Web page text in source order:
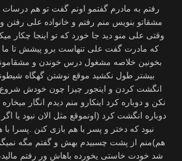
رفتم به مادرم گفتمو اونم گفت تو هم درسات
مشقاتو بنویس منم رفتم و خانواده علی
وقتی علی منو دید جا خورد که تو اینجا چکار
که مادرت گفت علی تنهاست برو پیشش تا ما
بخونین خلاصه مشغول درس خوندن و
بیشتر طول نکشید موقع نوشتن گهگاه
انگشت کردن و اینجور چیزا چون خودش
نکن و دوباره کرد اینکارو منم دیدم انگار
دوباره انگشت کرد (اونموقع مثل الان نبود یا
نبود که دختر و پسر با هم بازی کنن .پسرا با
هم)منم از پشت چسبیدم بهش و گفتم مگه نمیگم
شد خودت خاستی یخورده باهاش ور رفتم